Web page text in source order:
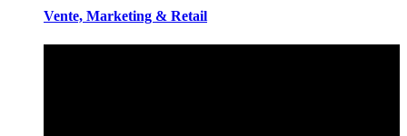
Vente, Marketing & Retail